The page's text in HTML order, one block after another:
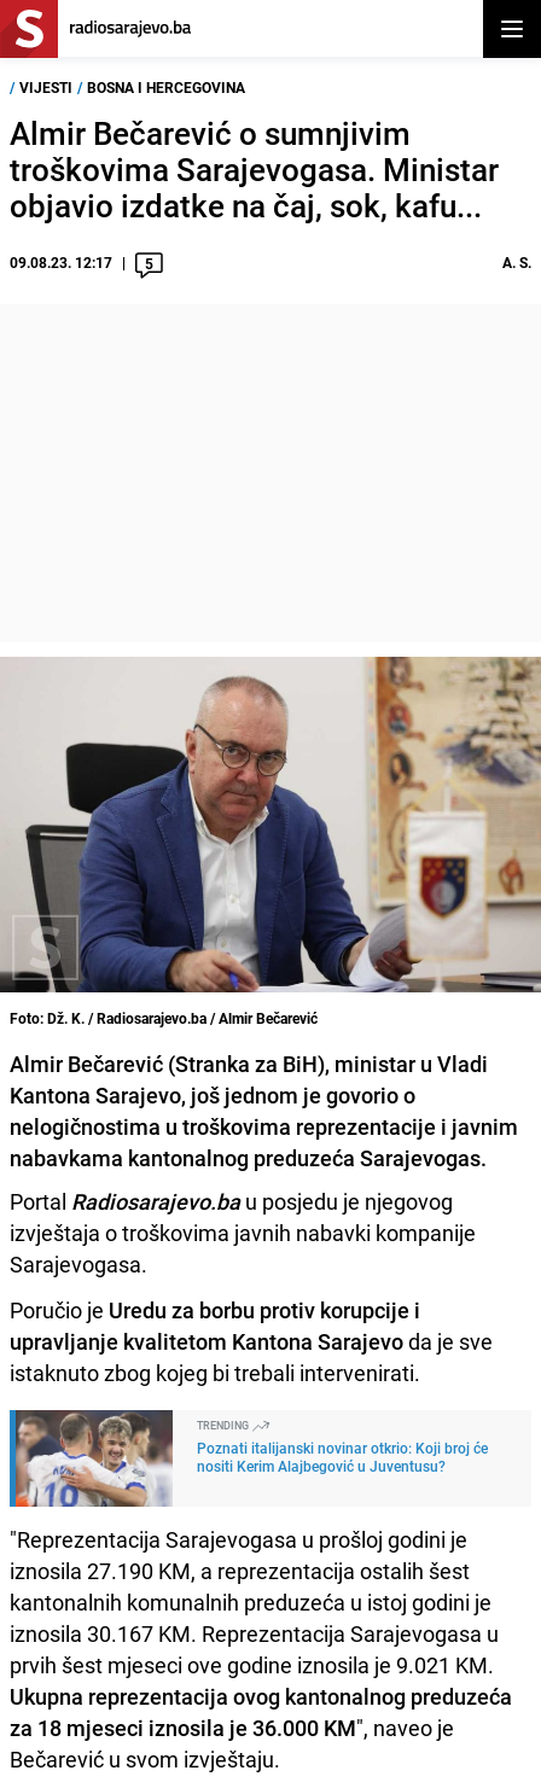
/ VIJESTI / BOSNA I HERCEGOVINA
Almir Bečarević o sumnjivim
troškovima Sarajevogasa. Ministar
objavio izdatke na čaj, sok, kafu...
09.08.23. 12:17 5 A. S.
Foto: Dž. K. / Radiosarajevo.ba / Almir Bečarević
Almir Bečarević (Stranka za BiH), ministar u Vladi
Kantona Sarajevo, još jednom je govorio o
nelogičnostima u troškovima reprezentacije i javnim
nabavkama kantonalnog preduzeća Sarajevogas.
Portal Radiosarajevo.bau posjedu je njegovog
izvještaja o troškovima javnih nabavki kompanije
Sarajevogasa.
Poručio je Uredu za borbu protiv korupcije i
upravljanje kvalitetom Kantona Sarajevoda je sve
istaknuto zbog kojeg bi trebali intervenirati.
TRENDING
Poznati italijanski novinar otkrio: Koji broj će
nositi Kerim Alajbegović u Juventusu?
"Reprezentacija Sarajevogasa u prošloj godini je
iznosila 27.190 KM, a reprezentacija ostalih šest
kantonalnih komunalnih preduzeća u istoj godini je
iznosila 30.167 KM. Reprezentacija Sarajevogasa u
prvih šest mjeseci ove godine iznosila je 9.021 KM.
Ukupna reprezentacija ovog kantonalnog preduzeća
za 18 mjeseci iznosila je 36.000 KM", naveo je
Bečarević u svom izvještaju.